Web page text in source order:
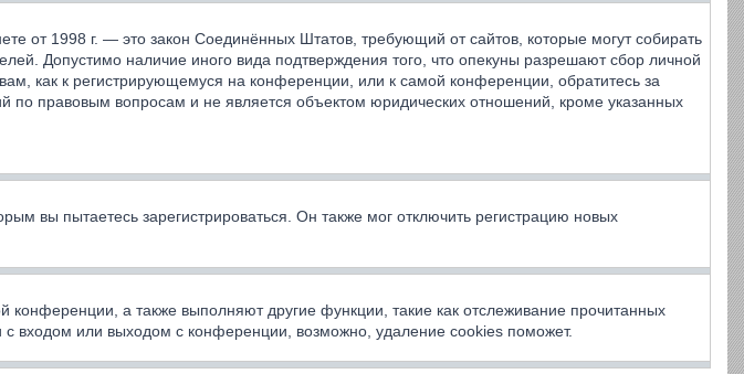
от 1998 г. — это закон Соединённых Штатов, требующий от сайтов, которые могут собирать
Допустимо наличие иного вида подтверждения того, что опекуны разрешают сбор личной
как к регистрирующемуся на конференции, или к самой конференции, обратитесь за
правовым вопросам и не является объектом юридических отношений, кроме указанных
вы пытаетесь зарегистрироваться. Он также мог отключить регистрацию новых
а также выполняют другие функции, такие как отслеживание прочитанных
входом или выходом с конференции, возможно, удаление cookies поможет.